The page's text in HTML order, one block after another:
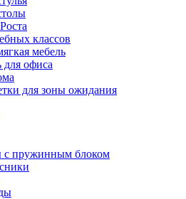
классов
мебель
для офиса
для зоны ожидания
с пружинным блоком